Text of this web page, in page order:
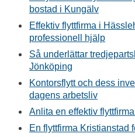
bostad i Kungälv
Effektiv flyttfirma i
professionell hjälp
Så underlättar
Jönköping
Kontorsflytt och dess
dagens arbetsliv
Anlita en effektiv
En flyttfirma Kristianstad